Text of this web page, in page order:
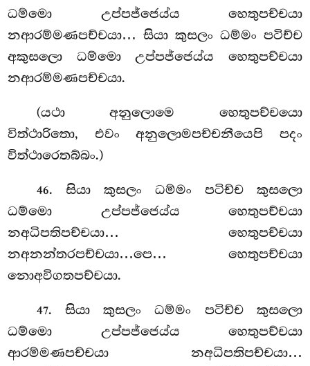
ධම්මො උප්පජ්ජෙය්ය හෙතුපච්චයා
නආරම්මණපච්චයා… සියා කුසලං ධම්මං පටිච්ච
අකුසලො ධම්මො උප්පජ්ජෙය්ය හෙතුපච්චයා
නආරම්මණපච්චයා.
(යථා අනුලොමෙ හෙතුපච්චයො
විත්ථාරිතො, එවං අනුලොමපච්චනීයෙපි පදං
විත්ථාරෙතබ්බං.)
46. සියා කුසලං ධම්මං පටිච්ච කුසලො
ධම්මො උප්පජ්ජෙය්ය හෙතුපච්චයා
නඅධිපතිපච්චයා… හෙතුපච්චයා
නඅනන්තරපච්චයා…පෙ… හෙතුපච්චයා
නොඅවිගතපච්චයා.
47. සියාකුසලං ධම්මං පටිච්ච කුසලො
ධම්මො උප්පජ්ජෙය්ය හෙතුපච්චයා
ආරම්මණපච්චයා නඅධිපතිපච්චයා…